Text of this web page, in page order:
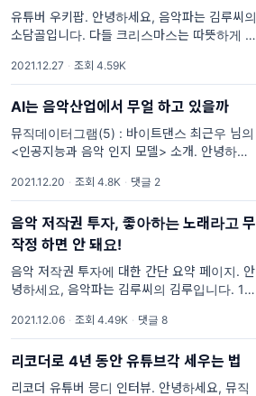
유튜버 우키팝. 안녕하세요, 음악파는 김루씨의
소담골입니다. 다들 크리스마스는 따뜻하게 보
여 맛있는 음식을 먹으며 조용히 보냈습니다.
기온이 급격히 내려
2021.12.27 · 조회 4.59K
AI는 음악산업에서 무얼 하고 있을까
뮤직데이터그램(5) : 바이트댄스 최근우 님의
<인공지능과 음악 인지 모델> 소개. 안녕하세
제가 흥미롭게 읽은 따끈따끈한 자료를 소개합
니다. 음악산업 혹은 콘텐츠 산업의 현직 데이
터분석가로 살다 보면, 최신 기술을 활
2021.12.20 · 조회 4.8K · 댓글 2
음악 저작권 투자, 좋아하는 노래라고 무
작정 하면 안 돼요!
음악 저작권 투자에 대한 간단 요약 페이지. 안
녕하세요, 음악파는 김루씨의 김루입니다. 12
야 할 12월이에요. 구독자님의 2021년은 어떠
셨나요? 저의 2021년의 하이라이
2021.12.06 · 조회 4.49K · 댓글 8
리코더로 4년 동안 유튜브각 세우는 법
리코더 유튜버 믕디 인터뷰. 안녕하세요, 뮤직